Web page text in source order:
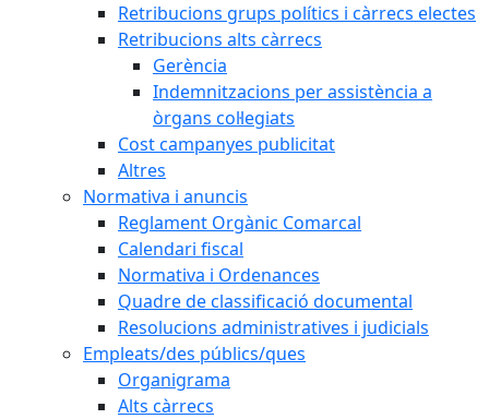
Retribucions grups polítics i càrrecs electes
Retribucions alts càrrecs
Gerència
Indemnitzacions per assistència a
òrgans col·legiats
Cost campanyes publicitat
Altres
Normativa i anuncis
Reglament Orgànic Comarcal
Calendari fiscal
Normativa i Ordenances
Quadre de classificació documental
Resolucions administratives i judicials
Empleats/des públics/ques
Organigrama
Alts càrrecs